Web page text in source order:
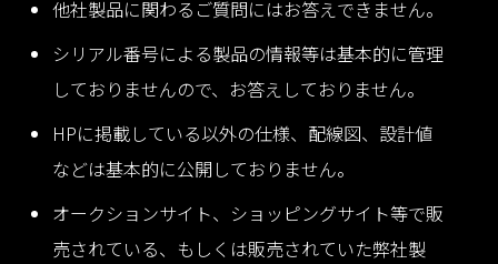
他社製品に関わるご質問にはお答えできません。
シリアル番号による製品の情報等は基本的に管理
しておりませんので、お答えしておりません。
HPに掲載している以外の仕様、配線図、設計値
などは基本的に公開しておりません。
オークションサイト、ショッピングサイト等で販
売されている、もしくは販売されていた弊社製